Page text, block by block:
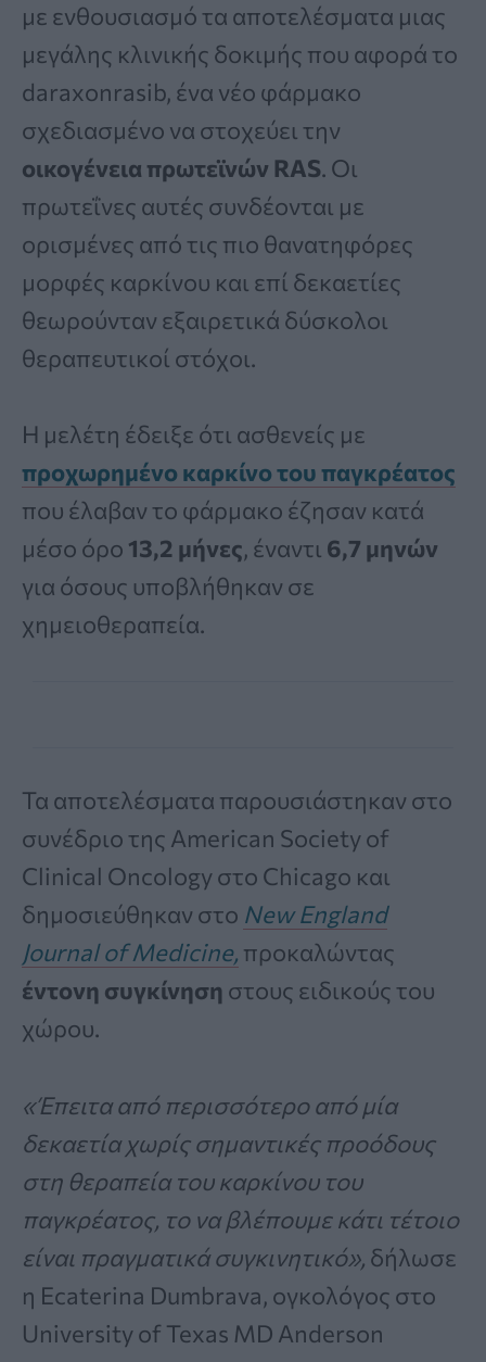
με ενθουσιασμό τα αποτελέσματα μιας
μεγάλης κλινικής δοκιμής που αφορά το
daraxonrasib, ένα νέο φάρμακο
σχεδιασμένο να στοχεύει την
οικογένεια πρωτεϊνών RAS. Οι
πρωτεΐνες αυτές συνδέονται με
ορισμένες από τις πιο θανατηφόρες
μορφές καρκίνου και επί δεκαετίες
θεωρούνταν εξαιρετικά δύσκολοι
θεραπευτικοί στόχοι.
Η μελέτη έδειξε ότι ασθενείς με
προχωρημένο καρκίνο του παγκρέατος
που έλαβαν το φάρμακο έζησαν κατά
μέσο όρο 13,2 μήνες, έναντι 6,7 μηνών
για όσους υποβλήθηκαν σε
χημειοθεραπεία.
Τα αποτελέσματα παρουσιάστηκαν στο
συνέδριο της American Society of
Clinical Oncology στο Chicago και
δημοσιεύθηκαν στο New England
Journal of Medicine, προκαλώντας
έντονη συγκίνηση στους ειδικούς του
χώρου.
«Έπειτα από περισσότερο από μία
δεκαετία χωρίς σημαντικές προόδους
στη θεραπεία του καρκίνου του
παγκρέατος, το να βλέπουμε κάτι τέτοιο
είναι πραγματικά συγκινητικό», δήλωσε
η Ecaterina Dumbrava, ογκολόγος στο
University of Texas MD Anderson